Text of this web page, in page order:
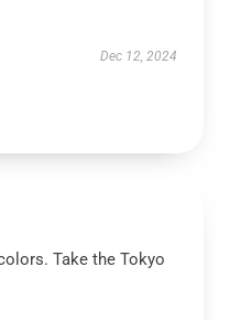
Dec 12, 2024
Take the Tokyo